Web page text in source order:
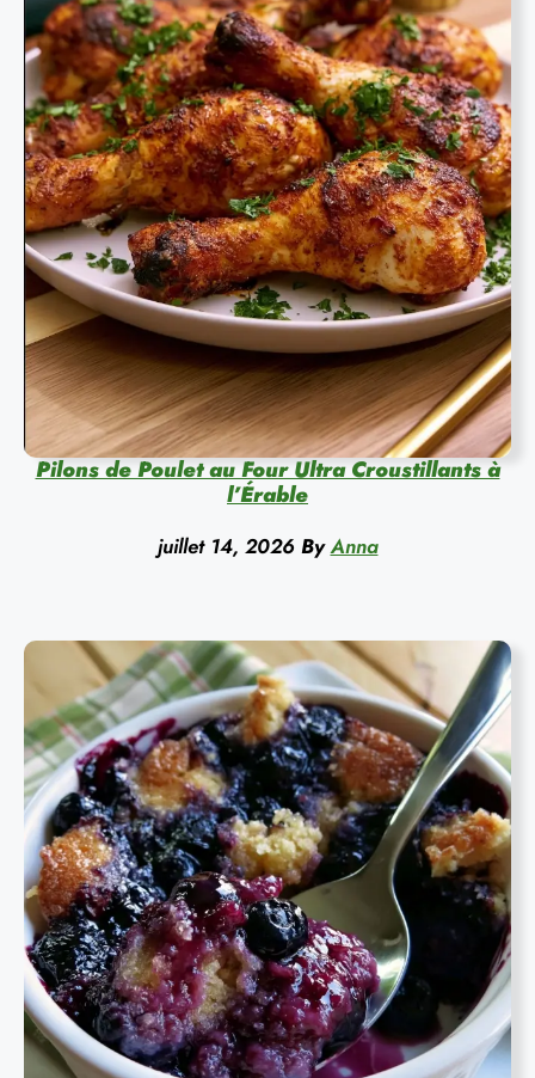
Pilons de Poulet au Four Ultra Croustillants à
l’Érable
juillet 14, 2026 By Anna